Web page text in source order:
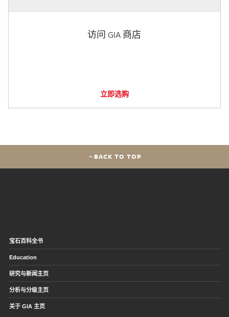
访问 GIA 商店
立即选购
BACK TO TOP
宝石百科全书
Education
研究与新闻主页
分析与分级主页
关于 GIA 主页